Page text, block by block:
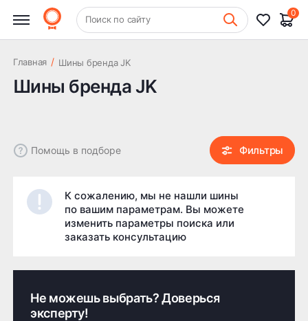
+7 (831) 261-35-35 Шиномонтаж
Поиск по сайту
0
Главная / Шины бренда JK
Шины бренда JK
Помощь в подборе Фильтры
Очистить Фильтры
Цена
К сожалению, мы не нашли шины
по вашим параметрам. Вы можете
изменить параметры поиска или
заказать консультацию
Не можешь выбрать? Доверься
эксперту!